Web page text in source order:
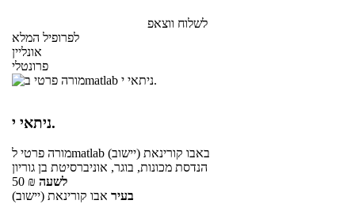
לשלוח ווצאפ
לפרופיל המלא
אונליין
פרונטלי
ניתאי י.
מורה פרטילmatlab באבו קורינאת (יישוב)
הנדסת מכונות, בוגר, אוניברסיטת בן גוריון
50 ₪ לשעה
בעיר אבו קורינאת (יישוב)